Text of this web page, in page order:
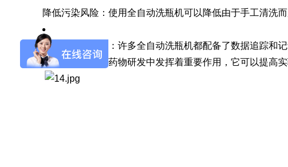
Glory-3/F3极智版全
自动洗瓶机
Glory-3/F3经典版全
自动洗瓶机
Glory-
A系列
降低污染风险：使用全自动洗瓶机可以降低由于手工清洗
数据追踪与记录：许多全自动洗瓶机都配备了数据追踪和
全自动洗瓶机在药物研发中发挥着重要作用，它可以提高